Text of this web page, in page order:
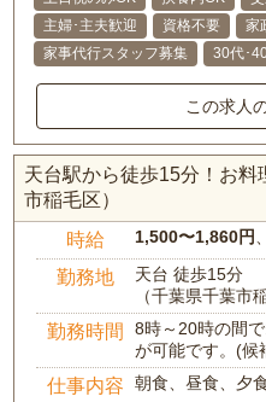
主婦･主夫歓迎
資格不要 家
家事代行スタッフ募集
30代･
この求人
天台駅から徒歩15分！お
市稲毛区）
時給 1,500〜1,860円
勤務地
天台 徒歩15分
（千葉県千葉市
勤務時間
8時～20時の間
が可能です。(候
仕事内容 朝食、昼食、夕